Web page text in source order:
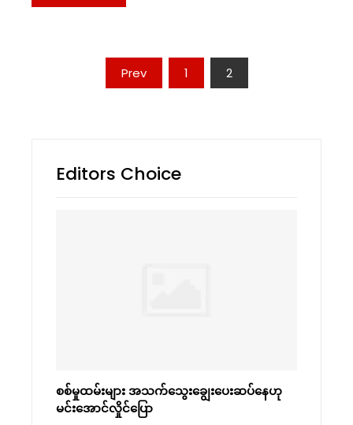
navigation
Prev 1 2
Editors Choice
စစ်မှုထမ်းများ အသက်သွေးချွေးပေးဆပ်နေဟု
မင်းအောင်လှိုင်ပြော